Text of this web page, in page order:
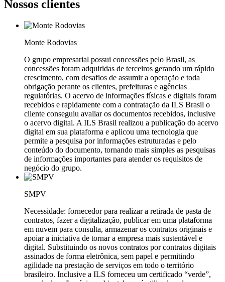
Nossos clientes
Monte Rodovias
O grupo empresarial possui concessões pelo Brasil, as
concessões foram adquiridas de terceiros gerando um rápido
crescimento, com desafios de assumir a operação e toda
obrigação perante os clientes, prefeituras e agências
regulatórias. O acervo de informações físicas e digitais foram
recebidos e rapidamente com a contratação da ILS Brasil o
cliente conseguiu avaliar os documentos recebidos, inclusive
o acervo digital. A ILS Brasil realizou a publicação do acervo
digital em sua plataforma e aplicou uma tecnologia que
permite a pesquisa por informações estruturadas e pelo
conteúdo do documento, tornando mais simples as pesquisas
de informações importantes para atender os requisitos de
negócio do grupo.
SMPV
Necessidade: fornecedor para realizar a retirada de pasta de
contratos, fazer a digitalização, publicar em uma plataforma
em nuvem para consulta, armazenar os contratos originais e
apoiar a iniciativa de tornar a empresa mais sustentável e
digital. Substituindo os novos contratos por contratos digitais
assinados de forma eletrônica, sem papel e permitindo
agilidade na prestação de serviços em todo o território
brasileiro. Inclusive a ILS forneceu um certificado “verde”,